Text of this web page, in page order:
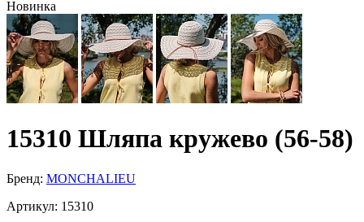
Новинка
15310 Шляпа кружево (56-58)
Бренд: MONCHALIEU
Артикул: 15310